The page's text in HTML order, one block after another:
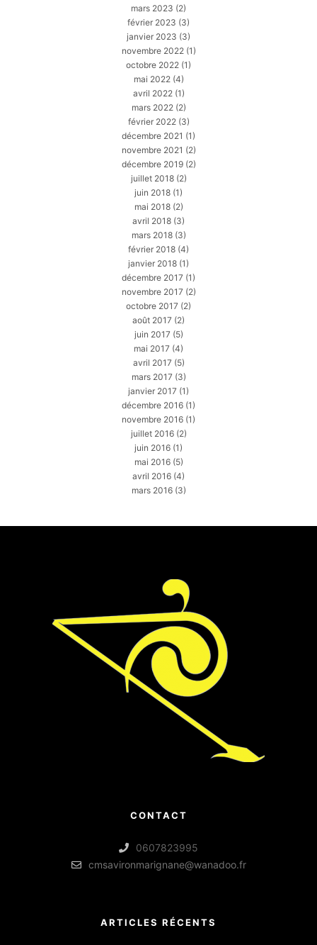
mars 2023 (2)
février 2023 (3)
janvier 2023 (3)
novembre 2022(1)
octobre 2022 (1)
mai 2022(4)
avril 2022(1)
mars 2022(2)
février 2022(3)
décembre 2021 (1)
novembre 2021 (2)
décembre 2019(2)
juillet 2018(2)
juin 2018 (1)
mai 2018(2)
avril 2018 (3)
mars 2018(3)
février 2018 (4)
janvier 2018 (1)
décembre 2017 (1)
novembre 2017 (2)
octobre 2017 (2)
août 2017 (2)
juin 2017 (5)
mai 2017 (4)
avril 2017 (5)
mars 2017 (3)
janvier 2017 (1)
décembre 2016 (1)
novembre 2016 (1)
juillet 2016(2)
juin 2016 (1)
mai 2016(5)
avril 2016 (4)
mars 2016(3)
CONTACT
0607823995
cmsavironmarignane@wanadoo.fr
ARTICLES RÉCENTS